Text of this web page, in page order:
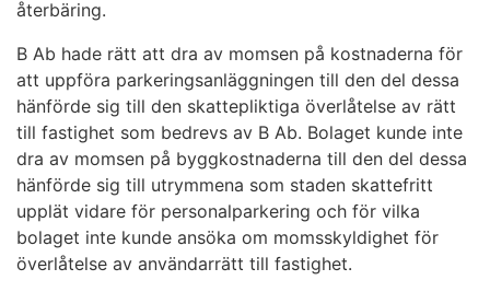
återbäring.
B Ab hade rätt att dra av momsen på kostnaderna för
att uppföra parkeringsanläggningen till den del dessa
hänförde sig till den skattepliktiga överlåtelse av rätt
till fastighet som bedrevs av B Ab. Bolaget kunde inte
dra av momsen på byggkostnaderna till den del dessa
hänförde sig till utrymmena som staden skattefritt
upplät vidare för personalparkering och för vilka
bolaget inte kunde ansöka om momsskyldighet för
överlåtelse av användarrätt till fastighet.